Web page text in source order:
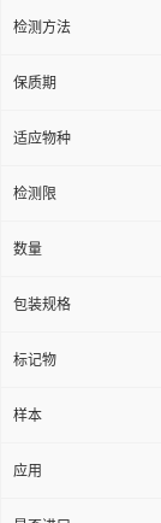
检测方法
保质期
适应物种
检测限
数量
包装规格
标记物
样本
应用